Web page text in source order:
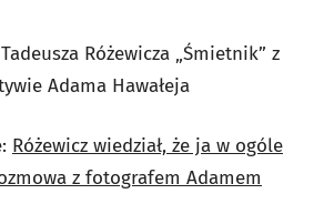
Różewicza „Śmietnik” z
Adama Hawałeja
Różewicz wiedział, że ja w ogóle
z fotografem Adamem